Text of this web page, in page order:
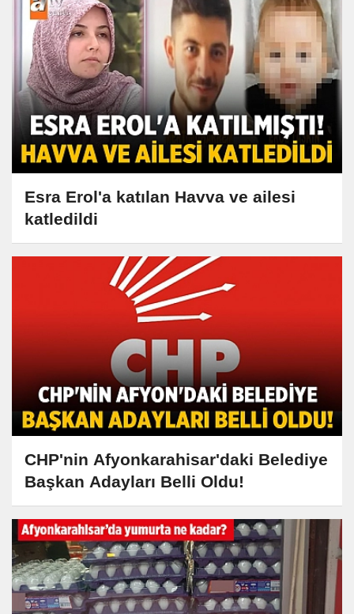
Esra Erol'a katılan Havva ve ailesi
katledildi
CHP'nin Afyonkarahisar'daki Belediye
Başkan Adayları Belli Oldu!